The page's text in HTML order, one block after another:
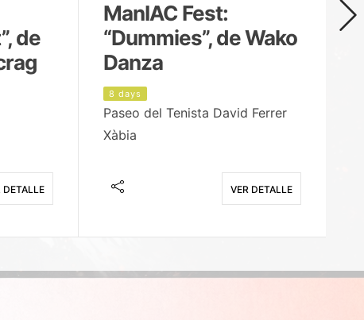
de
DETALLE
ManIAC Fest:
“Dummies”, de Wako
Danza
8 days
Paseo del Tenista David Ferrer
Xàbia
VER DETALLE